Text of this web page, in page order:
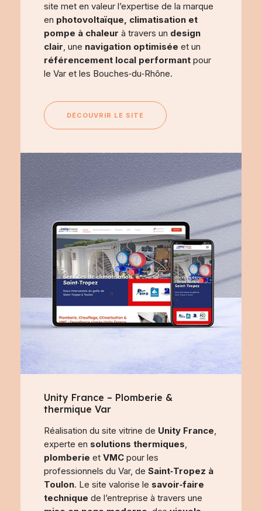
site met en valeur l’expertise de la marque
en photovoltaïque, climatisation et
pompe à chaleur à travers un design
clair, une navigation optimisée et un
référencement local performant pour
le Var et les Bouches‑du‑Rhône.
DÉCOUVRIR LE SITE
Unity France – Plomberie &
thermique Var
Réalisation du site vitrine de Unity France,
experte en solutions thermiques,
plomberie et VMC pour les
professionnels du Var, de Saint‑Tropez à
Toulon. Le site valorise le savoir‑faire
technique de l’entreprise à travers une